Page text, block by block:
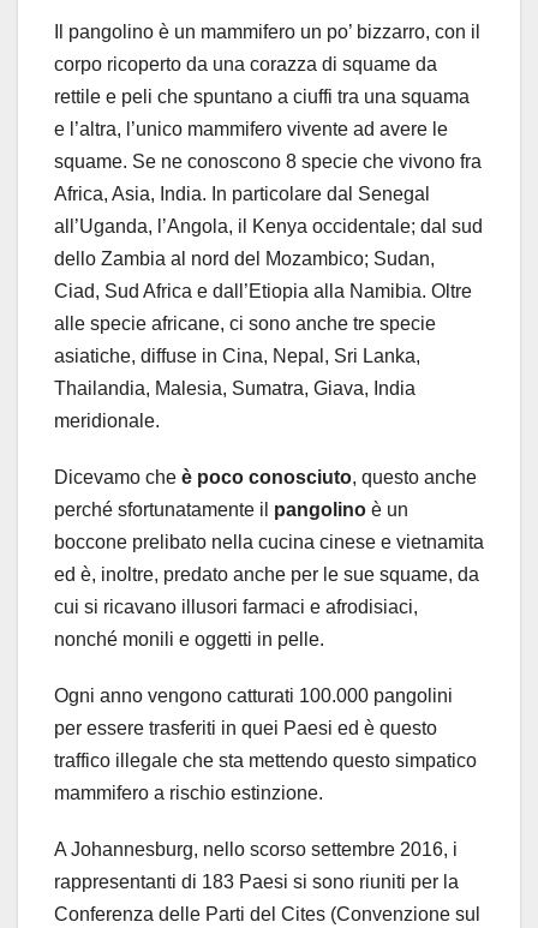
Il pangolino è un mammifero un po’ bizzarro, con il
corpo ricoperto da una corazza di squame da
rettile e peli che spuntano a ciuffi tra una squama
e l’altra, l’unico mammifero vivente ad avere le
squame. Se ne conoscono 8 specie che vivono fra
Africa, Asia, India. In particolare dal Senegal
all’Uganda, l’Angola, il Kenya occidentale; dal sud
dello Zambia al nord del Mozambico; Sudan,
Ciad, Sud Africa e dall’Etiopia alla Namibia. Oltre
alle specie africane, ci sono anche tre specie
asiatiche, diffuse in Cina, Nepal, Sri Lanka,
Thailandia, Malesia, Sumatra, Giava, India
meridionale.
Dicevamo che è poco conosciuto, questo anche
perché sfortunatamente il pangolino è un
boccone prelibato nella cucina cinese e vietnamita
ed è, inoltre, predato anche per le sue squame, da
cui si ricavano illusori farmaci e afrodisiaci,
nonché monili e oggetti in pelle.
Ogni anno vengono catturati 100.000 pangolini
per essere trasferiti in quei Paesi ed è questo
traffico illegale che sta mettendo questo simpatico
mammifero a rischio estinzione.
A Johannesburg, nello scorso settembre 2016, i
rappresentanti di 183 Paesi si sono riuniti per la
Conferenza delle Parti del Cites (Convenzione sul